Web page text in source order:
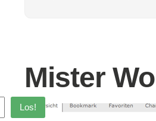
Mister
Los!